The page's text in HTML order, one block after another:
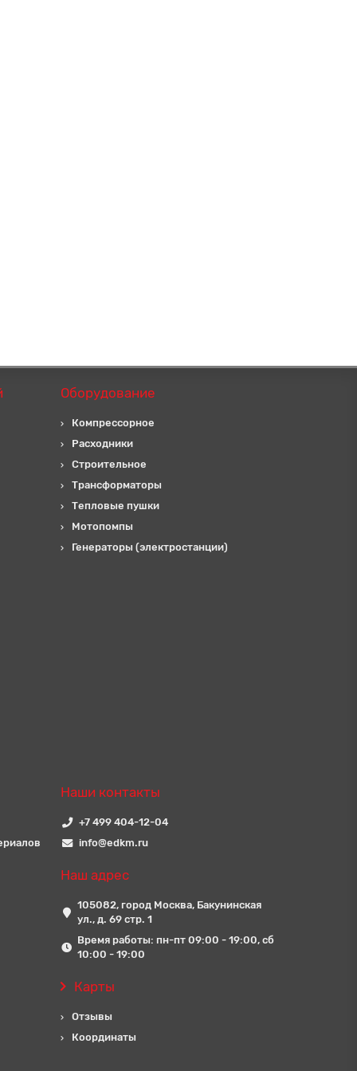
Оборудование
Компрессорное
Расходники
Строительное
Трансформаторы
Тепловые пушки
Мотопомпы
Генераторы (электростанции)
Наши контакты
+7 499 404-12-04
info@edkm.ru
Наш адрес
105082, город Москва, Бакунинская
ул., д. 69 стр. 1
Время работы: пн-пт 09:00 - 19:00, сб
10:00 - 19:00
Карты
Отзывы
Координаты